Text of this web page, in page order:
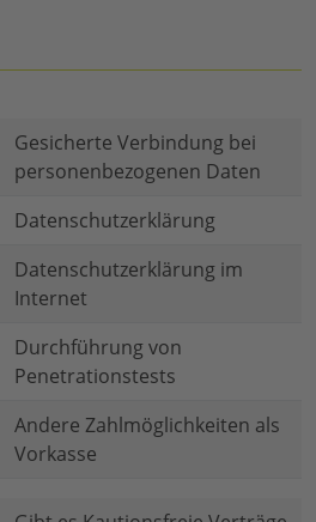
Gesicherte Verbindung bei
personenbezogenen Daten
Datenschutzerklärung
Datenschutzerklärung im
Internet
Durchführung von
Penetrationstests
Andere Zahlmöglichkeiten als
Vorkasse